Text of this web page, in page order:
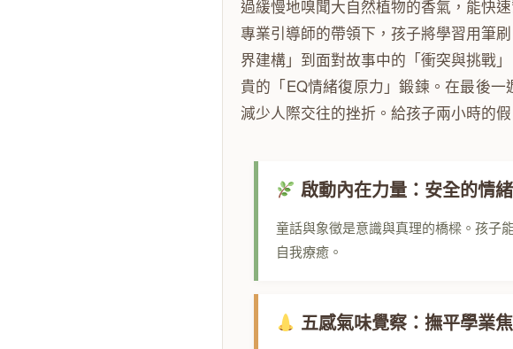
過緩慢地嗅聞大自然植物的香氣，能快
專業引導師的帶領下，孩子將學習用筆
界建構」到面對故事中的「衝突與挑戰
貴的「EQ情緒復原力」鍛鍊。在最後
減少人際交往的挫折。給孩子兩小時的
啟動內在力量：安全的情
童話與象徵是意識與真理的橋樑。孩子
自我療癒。
五感氣味覺察：撫平學業